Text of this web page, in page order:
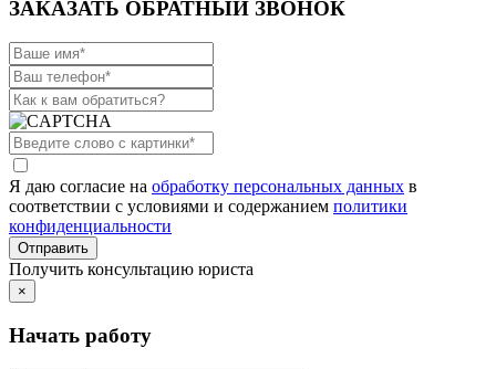
ЗАКАЗАТЬ ОБРАТНЫЙ ЗВОНОК
Я даю согласие на обработку персональных данных в
соответствии с условиями и содержанием политики
конфиденциальности
Получить консультацию юриста
×
Начать работу